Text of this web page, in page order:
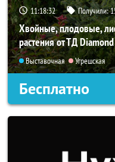
11:18:30 Получили:
Хвойные, плодовые,
растения от ТД
Выставочная Угрешская
Бесплатно